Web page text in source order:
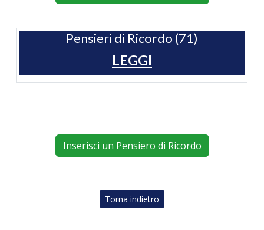
Pensieri di Ricordo (71)
LEGGI
Inserisci un Pensiero di Ricordo
Torna indietro